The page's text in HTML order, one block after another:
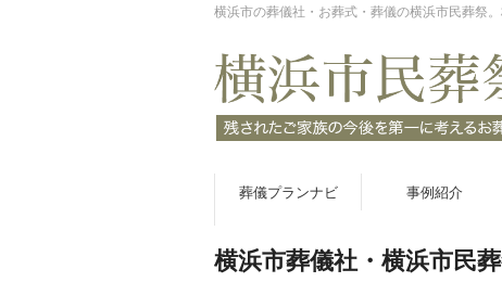
横浜市の葬儀社・お葬式・葬儀の横浜市民葬祭
葬儀プランナビ 事例紹介
横浜市葬儀社・横浜市民